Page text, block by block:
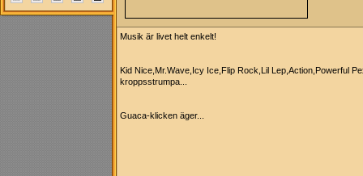
Musik är livet helt enkelt!
Kid Nice,Mr.Wave,Icy Ice,Flip Rock,Lil Lep,Action,Powerful
kroppsstrumpa...
Guaca-klicken äger...